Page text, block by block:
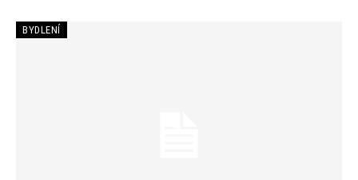
BYDLENÍ